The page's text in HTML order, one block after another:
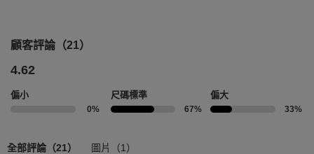
顧客評論（21）
4.62
偏小
0%
尺碼標準
67%
偏大
33%
全部評論（21） 圖片（1）